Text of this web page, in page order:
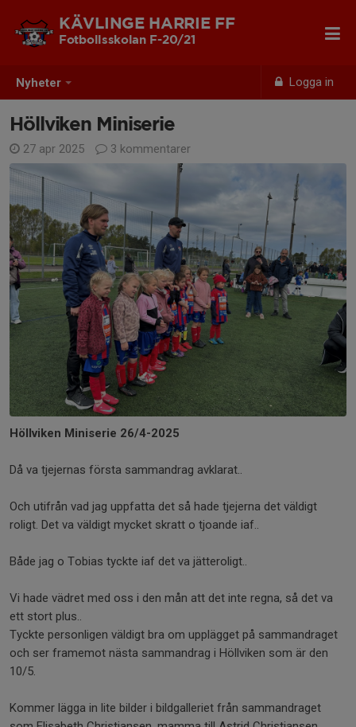
Nyheter Logga in
KÄVLINGE HARRIE FF
Fotbollsskolan F-20/21
Höllviken Miniserie
27 apr 2025 3 kommentarer
Höllviken Miniserie 26/4-2025
Då va tjejernas första sammandrag avklarat..
Och utifrån vad jag uppfatta det så hade tjejerna det väldigt
roligt. Det va väldigt mycket skratt o tjoande iaf..
Både jag o Tobias tyckte iaf det va jätteroligt..
Vi hade vädret med oss i den mån att det inte regna, så det va
ett stort plus..
Tyckte personligen väldigt bra om upplägget på sammandraget
och ser framemot nästa sammandrag i Höllviken som är den
10/5.
Kommer lägga in lite bilder i bildgalleriet från sammandraget